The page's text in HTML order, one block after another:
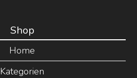
Shop
Home
Kategorien